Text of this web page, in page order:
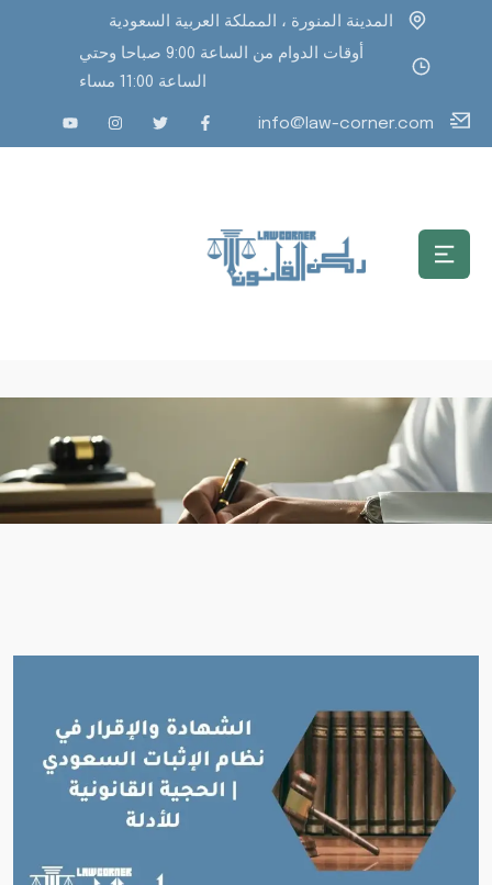
المدينة المنورة ، المملكة العربية السعودية
أوقات الدوام من الساعة 9:00 صباحا وحتي
الساعة 11:00 مساء
info@law-corner.com